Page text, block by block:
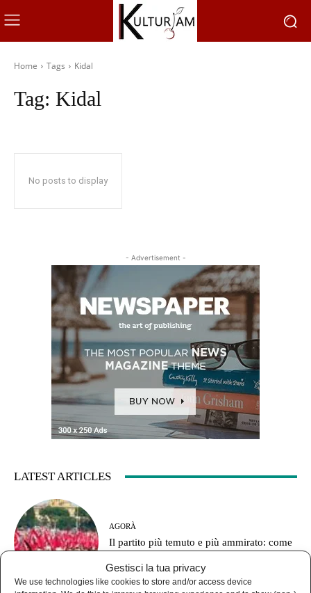
Gestisci la tua privacy
We use technologies like cookies to store and/or access device
Home Tags Kidal
Tag: Kidal
No posts to display
- Advertisement -
LATEST ARTICLES
AGORÀ
Il partito più temuto e più ammirato: come
funzionava il Pci?